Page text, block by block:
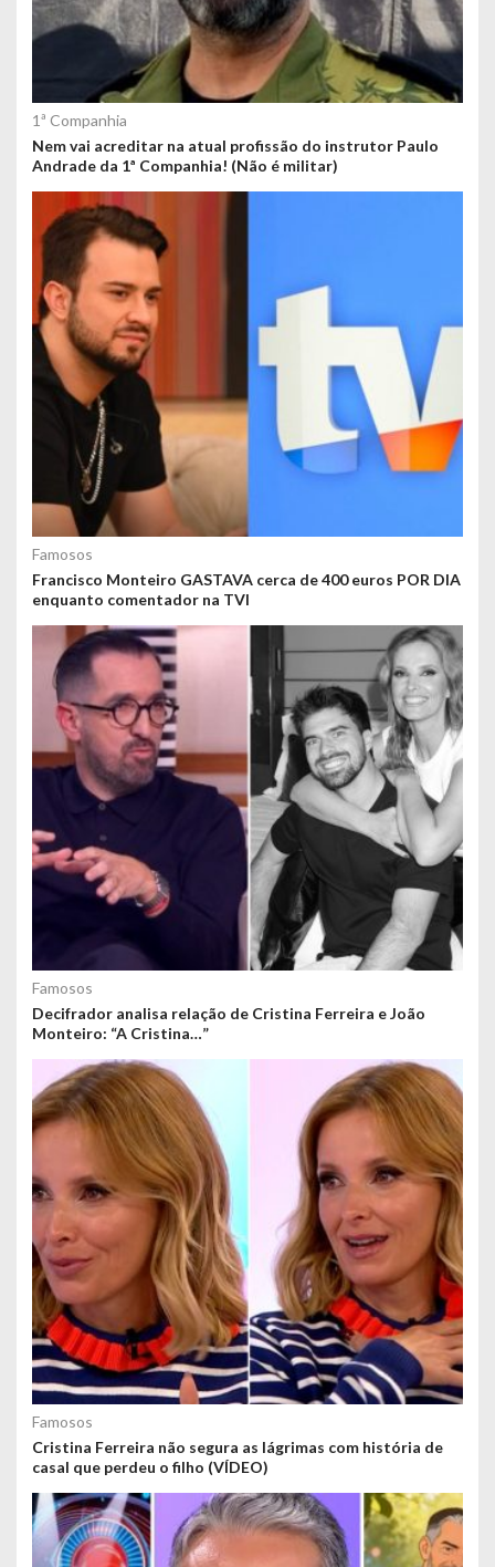
1ª Companhia
Nem vai acreditar na atual profissão do instrutor Paulo
Andrade da 1ª Companhia! (Não é militar)
Famosos
Francisco Monteiro GASTAVA cerca de 400 euros POR DIA
enquanto comentador na TVI
Famosos
Decifrador analisa relação de Cristina Ferreira e João
Monteiro: “A Cristina…”
Famosos
Cristina Ferreira não segura as lágrimas com história de
casal que perdeu o filho (VÍDEO)